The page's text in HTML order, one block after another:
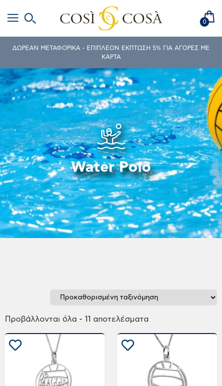
0
ΔΩΡΕΑΝ ΜΕΤΑΦΟΡΙΚΑ - ΕΠΙΠΛΕΟΝ ΕΚΠΤΩΣΗ 5% ΓΙΑ ΑΓΟΡΕΣ ΜΕ
ΚΑΡΤΑ
Water Polo
Προβάλλονται όλα - 11 αποτελέσματα